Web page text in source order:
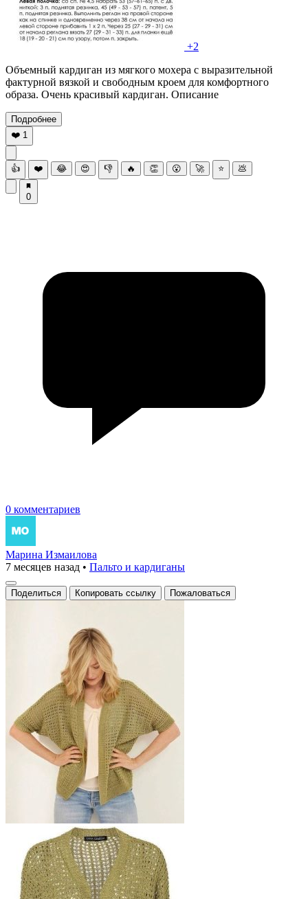
+2
Объемный кардиган из мягкого мохера с выразительной
фактурной вязкой и свободным кроем для комфортного
образа. Очень красивый кардиган. Описание
Подробнее
❤️ 1
👍 ❤️ 😂 😍 👎 🔥 👏 😮 🚀 ⭐ 💩
0
0 комментариев
Марина Измаилова
7 месяцев назад • Пальто и кардиганы
Поделиться Копировать ссылку Пожаловаться